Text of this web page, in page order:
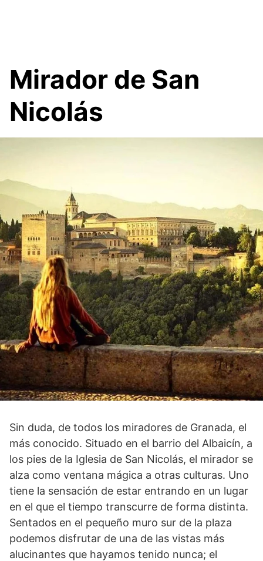
Mirador de San
Nicolás
Sin duda, de todos los miradores de Granada, el
más conocido. Situado en el barrio del Albaicín, a
los pies de la Iglesia de San Nicolás, el mirador se
alza como ventana mágica a otras culturas. Uno
tiene la sensación de estar entrando en un lugar
en el que el tiempo transcurre de forma distinta.
Sentados en el pequeño muro sur de la plaza
podemos disfrutar de una de las vistas más
alucinantes que hayamos tenido nunca; el